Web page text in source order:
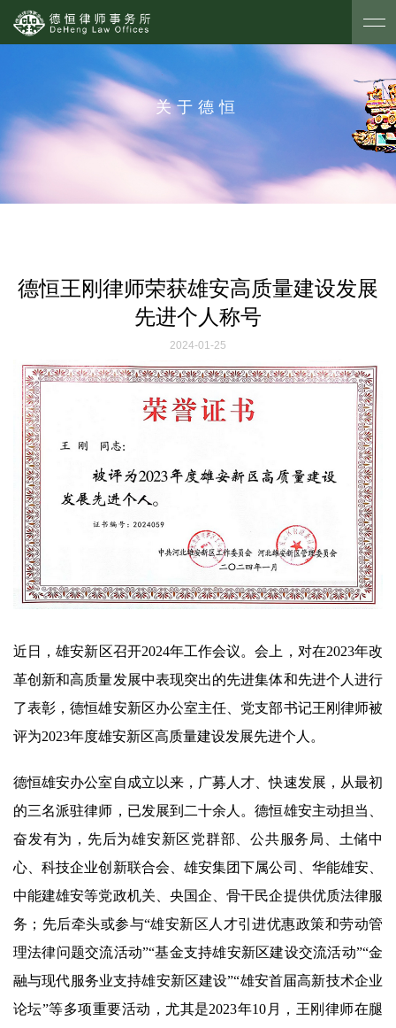
关于德恒
德恒王刚律师荣获雄安高质量建设发展
先进个人称号
2024-01-25
近日，雄安新区召开2024年工作会议。会上，对在2023年改
革创新和高质量发展中表现突出的先进集体和先进个人进行
了表彰，德恒雄安新区办公室主任、党支部书记王刚律师被
评为2023年度雄安新区高质量建设发展先进个人。
德恒雄安办公室自成立以来，广募人才、快速发展，从最初
的三名派驻律师，已发展到二十余人。德恒雄安主动担当、
奋发有为，先后为雄安新区党群部、公共服务局、土储中
心、科技企业创新联合会、雄安集团下属公司、华能雄安、
中能建雄安等党政机关、央国企、骨干民企提供优质法律服
务；先后牵头或参与“雄安新区人才引进优惠政策和劳动管
理法律问题交流活动”“基金支持雄安新区建设交流活动”“金
融与现代服务业支持雄安新区建设”“雄安首届高新技术企业
论坛”等多项重要活动，尤其是2023年10月，王刚律师在腿